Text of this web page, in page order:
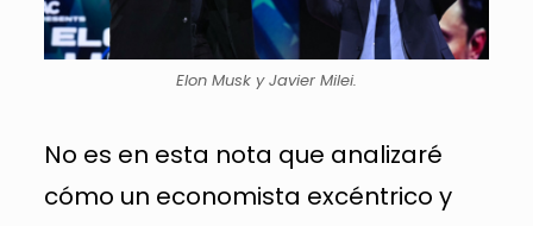
Elon Musk y Javier Milei.
No es en esta nota que analizaré
cómo un economista excéntrico y